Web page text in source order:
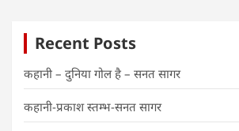
Recent Posts
कहानी – दुनिया गोल है – सनत सागर
कहानी-प्रकाश स्तम्भ-सनत सागर